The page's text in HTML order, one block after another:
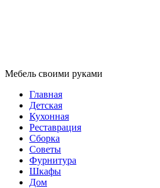
Мебель своими руками
Главная
Детская
Кухонная
Реставрация
Сборка
Советы
Фурнитура
Шкафы
Дом